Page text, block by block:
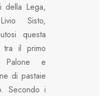
della Lega,
Sisto,
questa
tra il primo
Palone e
di pastaie
Secondo i